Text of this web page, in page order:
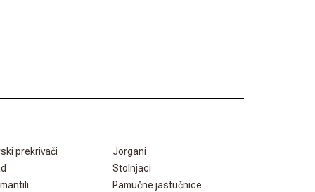
prekrivači
Jorgani
Stolnjaci
Pamučne jastučnice